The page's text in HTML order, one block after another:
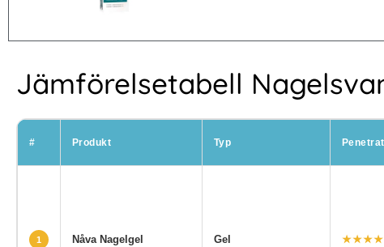
Jämförelsetabell
# Produkt Typ
1 Nåva Nagelgel Gel ★★★★